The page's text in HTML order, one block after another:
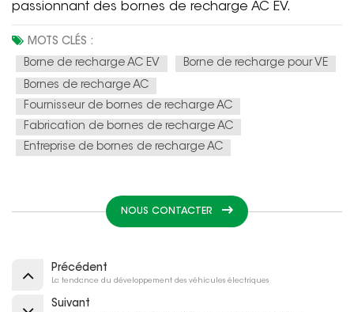
passionnant des bornes de recharge AC EV.
MOTS CLÉS :
Borne de recharge AC EV
Borne de recharge pour VE
Bornes de recharge AC
Fournisseur de bornes de recharge AC
Fabrication de bornes de recharge AC
Entreprise de bornes de recharge AC
NOUS CONTACTER
Précédent
La tendance du développement des véhicules électriques
Suivant